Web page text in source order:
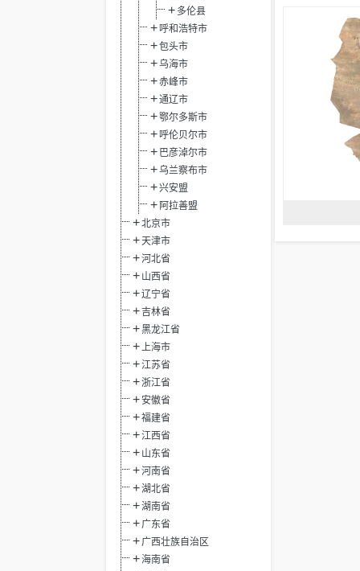
多伦县
呼和浩特市
包头市
乌海市
赤峰市
通辽市
鄂尔多斯市
呼伦贝尔市
巴彦淖尔市
乌兰察布市
兴安盟
阿拉善盟
北京市
天津市
河北省
山西省
辽宁省
吉林省
黑龙江省
上海市
江苏省
浙江省
安徽省
福建省
江西省
山东省
河南省
湖北省
湖南省
广东省
广西壮族自治区
海南省